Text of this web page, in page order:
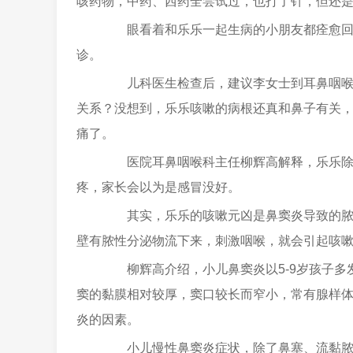
眼看着和乐乐一起生病的小朋友都痊愈回
诊。
儿科医生检查后，建议李女士到耳鼻咽喉
关系？没想到，乐乐咳嗽的病根还真和鼻子有关
痛了。
医院耳鼻咽喉科主任柳辉高解释，乐乐除
疼，家长会以为是感冒没好。
其实，乐乐的咳嗽元凶是鼻窦炎导致的脓
壁有脓性分泌物流下来，刺激咽喉，就会引起咳
柳辉高介绍，小儿鼻窦炎以5-9岁孩子多
窦的黏膜相对较厚，窦口较长而窄小，常有腺样
炎的因素。
小儿慢性鼻窦炎症状，除了鼻塞、流黏脓